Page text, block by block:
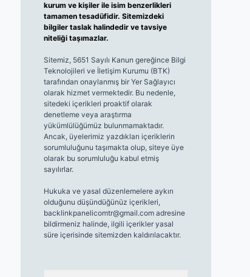
kurum ve kişiler ile isim benzerlikleri
tamamen tesadüfidir. Sitemizdeki
bilgiler taslak halindedir ve tavsiye
niteliği taşımazlar.
Sitemiz, 5651 Sayılı Kanun gereğince Bilgi
Teknolojileri ve İletişim Kurumu (BTK)
tarafından onaylanmış bir Yer Sağlayıcı
olarak hizmet vermektedir. Bu nedenle,
sitedeki içerikleri proaktif olarak
denetleme veya araştırma
yükümlülüğümüz bulunmamaktadır.
Ancak, üyelerimiz yazdıkları içeriklerin
sorumluluğunu taşımakta olup, siteye üye
olarak bu sorumluluğu kabul etmiş
sayılırlar.
Hukuka ve yasal düzenlemelere aykırı
olduğunu düşündüğünüz içerikleri,
backlinkpanelicomtr@gmail.comadresine
bildirmeniz halinde, ilgili içerikler yasal
süre içerisinde sitemizden kaldırılacaktır.